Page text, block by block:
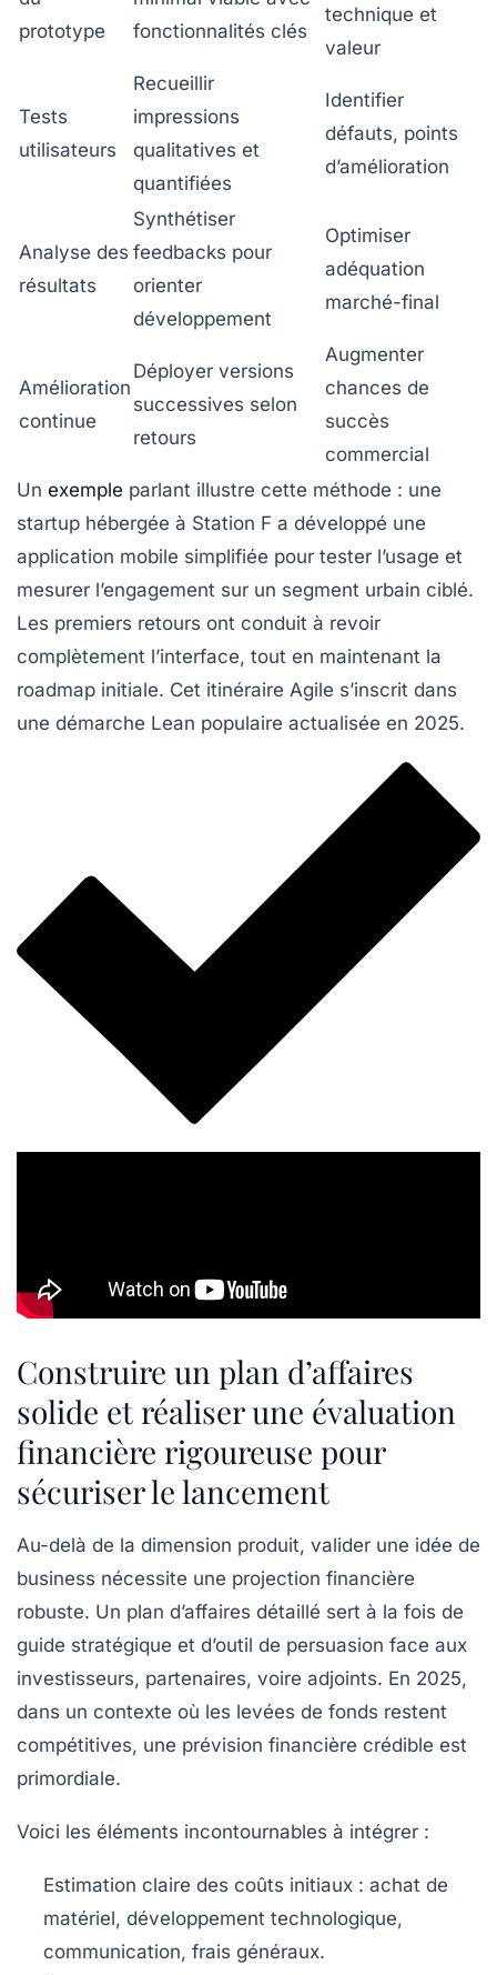
prototype
fonctionnalités clés
technique et
valeur
Tests
utilisateurs
Recueillir
impressions
qualitatives et
quantifiées
Identifier
défauts, points
d’amélioration
Analyse des
résultats
Synthétiser
feedbacks pour
orienter
développement
Optimiser
adéquation
marché-final
Amélioration
continue
Déployer versions
successives selon
retours
Augmenter
chances de
succès
commercial
Un exemple parlant illustre cette méthode : une
startup hébergée à Station F a développé une
application mobile simplifiée pour tester l’usage et
mesurer l’engagement sur un segment urbain ciblé.
Les premiers retours ont conduit à revoir
complètement l’interface, tout en maintenant la
roadmap initiale. Cet itinéraire Agile s’inscrit dans
une démarche Lean populaire actualisée en 2025.
Construire un plan d’affaires
solide et réaliser une évaluation
financière rigoureuse pour
sécuriser le lancement
Au-delà de la dimension produit, valider une idée de
business nécessite une projection financière
robuste. Un plan d’affaires détaillé sert à la fois de
guide stratégique et d’outil de persuasion face aux
investisseurs, partenaires, voire adjoints. En 2025,
dans un contexte où les levées de fonds restent
compétitives, une prévision financière crédible est
primordiale.
Voici les éléments incontournables à intégrer :
Estimation claire des coûts initiaux : achat de
matériel, développement technologique,
communication, frais généraux.